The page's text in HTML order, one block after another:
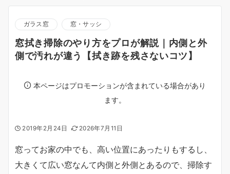
ガラス窓 窓・サッシ
窓拭き掃除のやり方をプロが解説｜内側と外
側で汚れが違う【拭き跡を残さないコツ】
本ページはプロモーションが含まれている場合があり
ます。
2019年2月24日 2026年7月11日
窓ってお家の中でも、高い位置にあったりもするし、
大きくて広い窓なんて内側と外側とあるので、掃除す